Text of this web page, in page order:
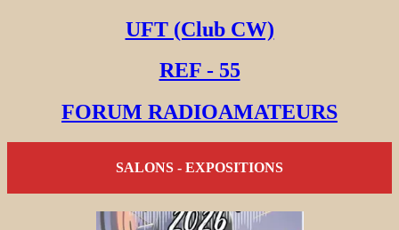
UFT (Club CW)
REF - 55
FORUM RADIOAMATEURS
SALONS - EXPOSITIONS